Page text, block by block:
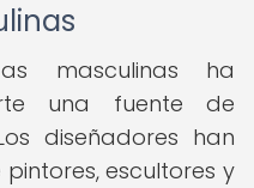
masculinas ha
una fuente de
diseñadores han
escultores y